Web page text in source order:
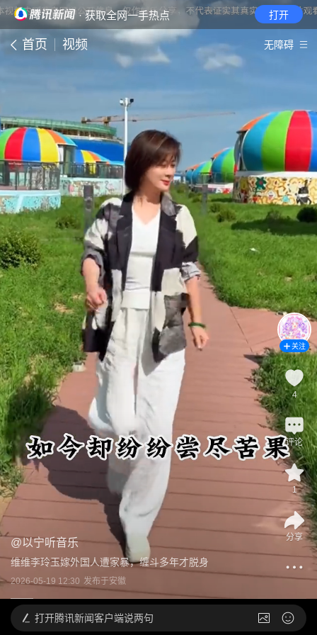
· 获取全网一手热点 打开
首页 视频 无障碍
@以宁听音乐
维维李玲玉嫁外国人遭家暴，缠斗多年才脱身
2026-05-19 12:30 发布于安徽
关注
4
评论
1
分享
打开腾讯新闻客户端说两句